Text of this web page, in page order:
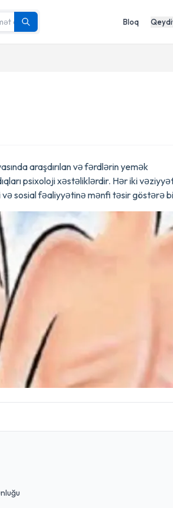
Bloq
araşdırılan və fərdlərin yemək
psixoloji xəstəliklərdir. Hər iki
sosial fəaliyyətinə mənfi təsir göstərə